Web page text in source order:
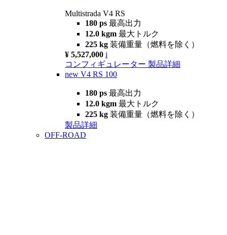
Multistrada V4 RS
180 ps 最高出力
12.0 kgm 最大トルク
225 kg 装備重量（燃料を除く）
¥ 5,527,000 i
コンフィギュレーター 製品詳細
new V4 RS 100
180 ps 最高出力
12.0 kgm 最大トルク
225 kg 装備重量（燃料を除く）
製品詳細
OFF-ROAD